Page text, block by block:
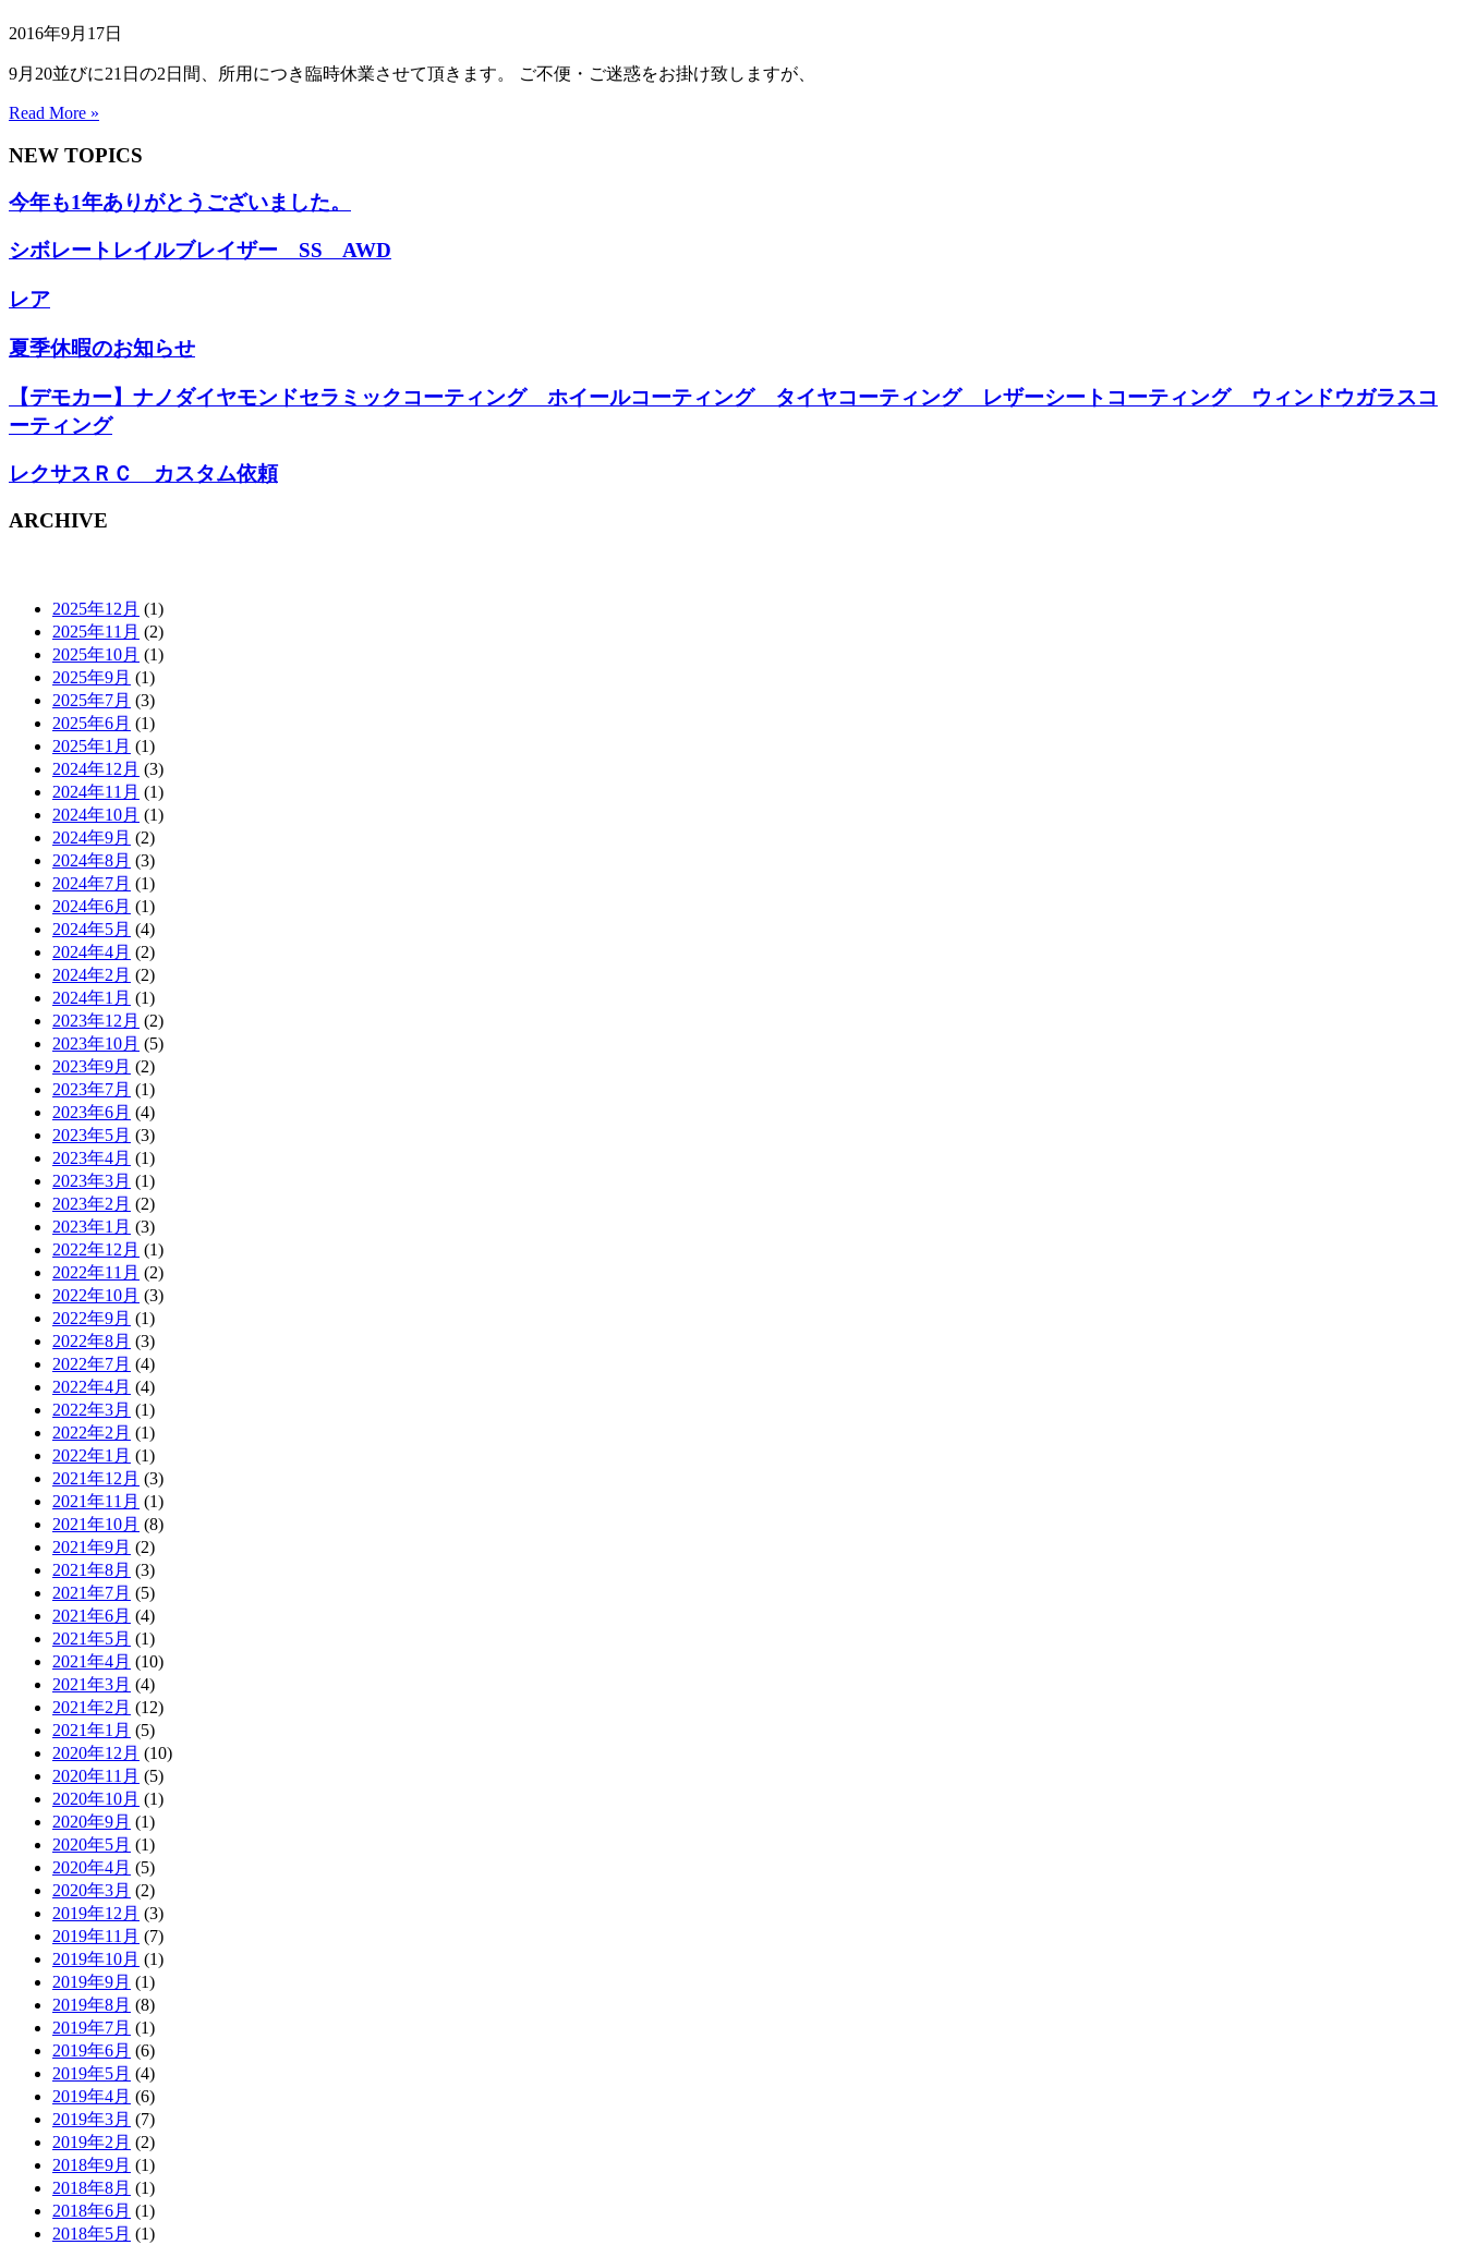
2016年9月17日
9月20並びに21日の2日間、所用につき臨時休業させて頂きます。 ご不便・ご迷惑をお掛け致しますが、
Read More »
NEW TOPICS
今年も1年ありがとうございました。
シボレートレイルブレイザー SS AWD
レア
夏季休暇のお知らせ
【デモカー】ナノダイヤモンドセラミックコーティング ホイールコーティング タイヤコーティング レザーシートコーティング ウィンドウガラスコ
ーティング
レクサスＲＣ カスタム依頼
ARCHIVE
2025年12月 (1)
2025年11月 (2)
2025年10月 (1)
2025年9月 (1)
2025年7月 (3)
2025年6月 (1)
2025年1月 (1)
2024年12月 (3)
2024年11月 (1)
2024年10月 (1)
2024年9月 (2)
2024年8月 (3)
2024年7月 (1)
2024年6月 (1)
2024年5月 (4)
2024年4月 (2)
2024年2月 (2)
2024年1月 (1)
2023年12月 (2)
2023年10月 (5)
2023年9月 (2)
2023年7月 (1)
2023年6月 (4)
2023年5月 (3)
2023年4月 (1)
2023年3月 (1)
2023年2月 (2)
2023年1月 (3)
2022年12月 (1)
2022年11月 (2)
2022年10月 (3)
2022年9月 (1)
2022年8月 (3)
2022年7月 (4)
2022年4月 (4)
2022年3月 (1)
2022年2月 (1)
2022年1月 (1)
2021年12月 (3)
2021年11月 (1)
2021年10月 (8)
2021年9月 (2)
2021年8月 (3)
2021年7月 (5)
2021年6月 (4)
2021年5月 (1)
2021年4月 (10)
2021年3月 (4)
2021年2月 (12)
2021年1月 (5)
2020年12月 (10)
2020年11月 (5)
2020年10月 (1)
2020年9月 (1)
2020年5月 (1)
2020年4月 (5)
2020年3月 (2)
2019年12月 (3)
2019年11月 (7)
2019年10月 (1)
2019年9月 (1)
2019年8月 (8)
2019年7月 (1)
2019年6月 (6)
2019年5月 (4)
2019年4月 (6)
2019年3月 (7)
2019年2月 (2)
2018年9月 (1)
2018年8月 (1)
2018年6月 (1)
2018年5月 (1)